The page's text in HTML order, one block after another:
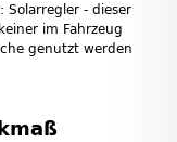
Solarregler - dieser
im Fahrzeug
genutzt werden